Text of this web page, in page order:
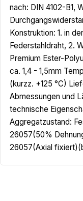
nach: DIN 4102-B1,
Konstruktion: 1. in
Federstahldraht, 2.
Premium Ester-
ca. 1,4 - 1,5mm
(kurzz. +125 °C)
Abmessungen und
technische
Aggregatzustand:
26057(50%
26057(Axial